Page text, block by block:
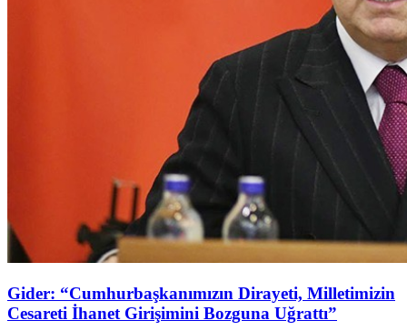
Gider: “Cumhurbaşkanımızın Dirayeti, Milletimizin
Cesareti İhanet Girişimini Bozguna Uğrattı”